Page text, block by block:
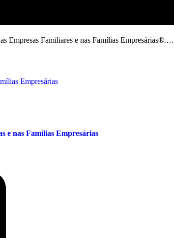
Empresas Familiares e nas Famílias Empresárias®.…
e nas Famílias Empresárias